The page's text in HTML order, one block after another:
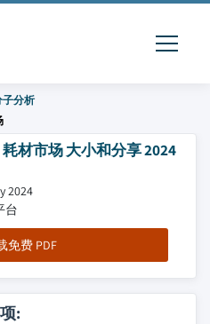
子分析
材市场 大小和分享 2024
2024
台
免费 PDF
: